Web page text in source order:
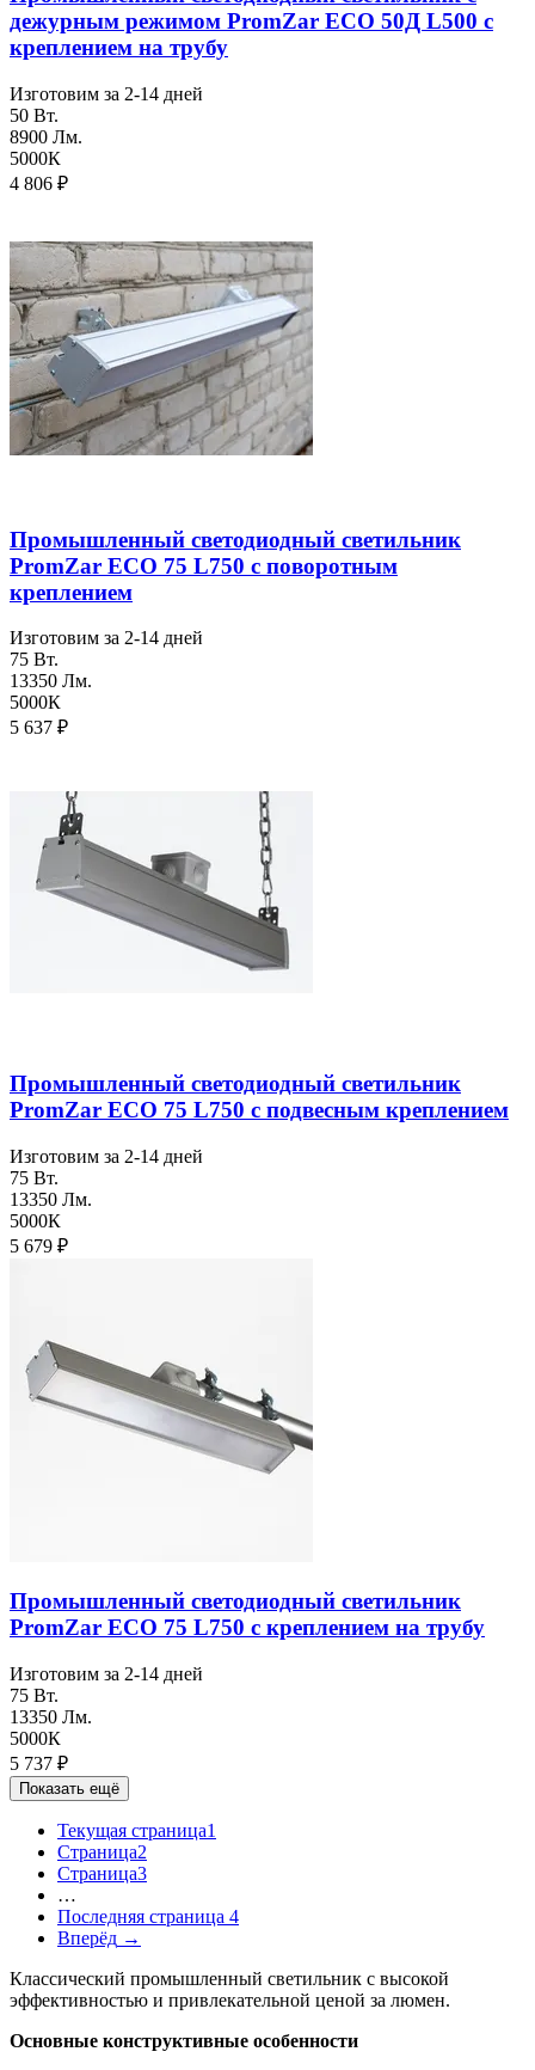
дежурным режимом PromZar ECO 50Д L500 с
креплением на трубу
Изготовим за 2-14 дней
50 Вт.
8900 Лм.
5000К
4 806 ₽
Промышленный светодиодный светильник
PromZar ECO 75 L750 с поворотным
креплением
Изготовим за 2-14 дней
75 Вт.
13350 Лм.
5000К
5 637 ₽
Промышленный светодиодный светильник
PromZar ECO 75 L750 с подвесным креплением
Изготовим за 2-14 дней
75 Вт.
13350 Лм.
5000К
5 679 ₽
Промышленный светодиодный светильник
PromZar ECO 75 L750 с креплением на трубу
Изготовим за 2-14 дней
75 Вт.
13350 Лм.
5000К
5 737 ₽
Показать ещё
Текущая страница1
Страница2
Страница3
…
Последняя страница 4
Вперёд →
Классический промышленный светильник с высокой
эффективностью и привлекательной ценой за люмен.
Основные конструктивные особенности